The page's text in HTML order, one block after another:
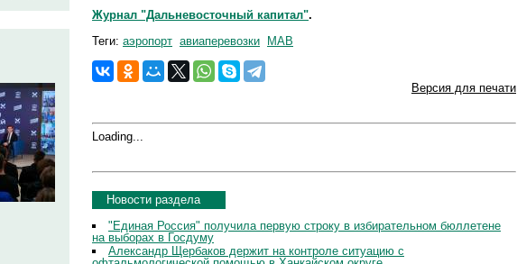
Журнал "Дальневосточный капитал".
Теги: аэропорт авиаперевозки МАВ
Версия для печати
Loading...
Новости раздела
"Единая Россия" получила первую строку в избирательном бюллетене
на выборах в Госдуму
Александр Щербаков держит на контроле ситуацию с